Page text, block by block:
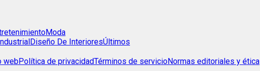
Moda
Diseño De InterioresÚltimos
webPolítica de privacidadTérminos de servicioNormas editoriales y ética